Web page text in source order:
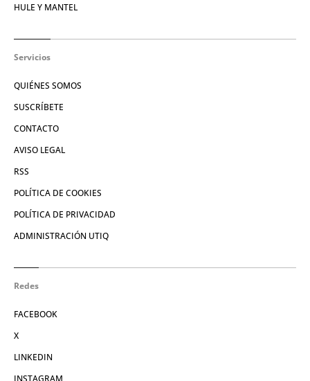
HULE Y MANTEL
Servicios
QUIÉNES SOMOS
SUSCRÍBETE
CONTACTO
AVISO LEGAL
RSS
POLÍTICA DE COOKIES
POLÍTICA DE PRIVACIDAD
ADMINISTRACIÓN UTIQ
Redes
FACEBOOK
X
LINKEDIN
INSTAGRAM